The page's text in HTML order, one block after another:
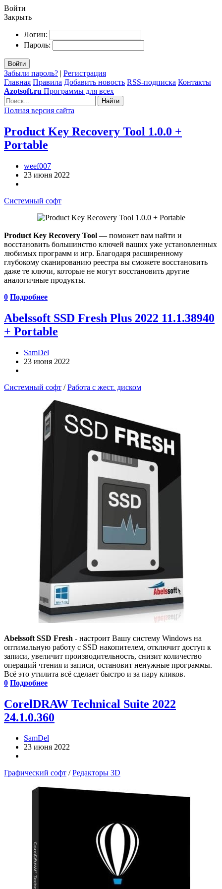
Войти
Закрыть
Логин:
Пароль:
Войти
Забыли пароль? | Регистрация
Главная Правила Добавить новость RSS-подписка Контакты
Azotsoft.ru Программы для всех
Найти
Полная версия сайта
Product Key Recovery Tool 1.0.0 +
Portable
weef007
23 июня 2022
Системный софт
Product Key Recovery Tool — поможет вам найти и
восстановить большинство ключей ваших уже установленных
любимых программ и игр. Благодаря расширенному
глубокому сканированию реестра вы сможете восстановить
даже те ключи, которые не могут восстановить другие
аналогичные продукты.
0 Подробнее
Abelssoft SSD Fresh Plus 2022 11.1.38940
+ Portable
SamDel
23 июня 2022
Системный софт /Работа с жест. диском
Abelssoft SSD Fresh - настроит Вашу систему Windows на
оптимальную работу с SSD накопителем, отключит доступ к
записи, увеличит производительность, снизит количество
операций чтения и записи, остановит ненужные программы.
Всё это утилита всё сделает быстро и за пару кликов.
0 Подробнее
CorelDRAW Technical Suite 2022
24.1.0.360
SamDel
23 июня 2022
Графический софт /Редакторы 3D